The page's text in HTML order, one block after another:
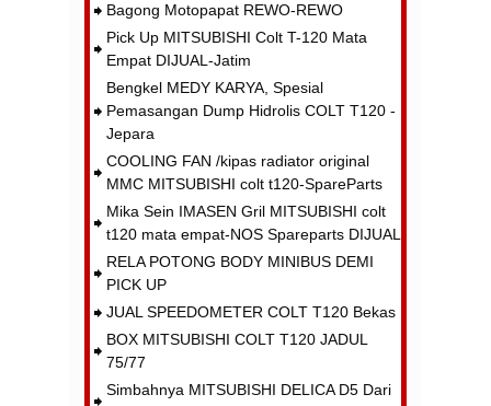
Bagong Motopapat REWO-REWO
Pick Up MITSUBISHI Colt T-120 Mata
Empat DIJUAL-Jatim
Bengkel MEDY KARYA, Spesial
Pemasangan Dump Hidrolis COLT T120 -
Jepara
COOLING FAN /kipas radiator original
MMC MITSUBISHI colt t120-SpareParts
Mika Sein IMASEN Gril MITSUBISHI colt
t120 mata empat-NOS Spareparts DIJUAL
RELA POTONG BODY MINIBUS DEMI
PICK UP
JUAL SPEEDOMETER COLT T120 Bekas
BOX MITSUBISHI COLT T120 JADUL
75/77
Simbahnya MITSUBISHI DELICA D5 Dari